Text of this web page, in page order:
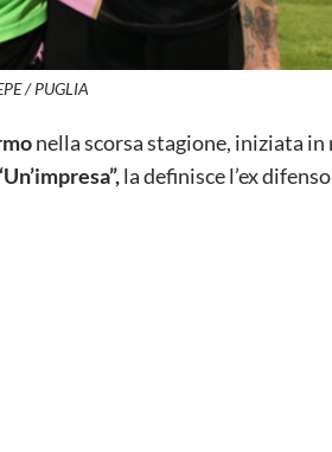
/ PUGLIA
nella scorsa stagione, iniziata in
la definisce l’ex